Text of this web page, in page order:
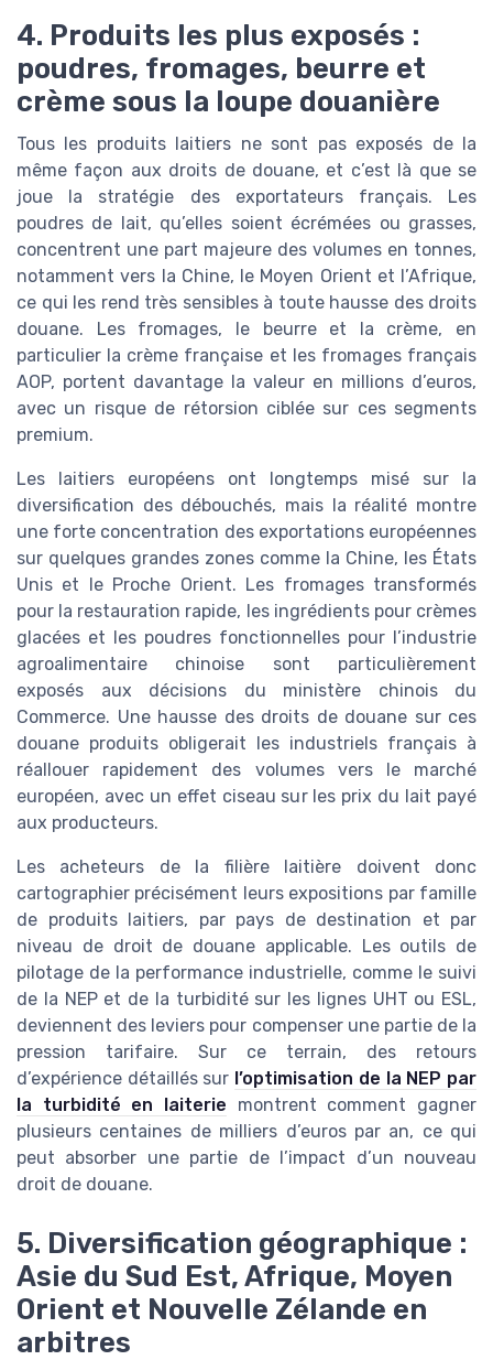
4. Produits les plus exposés :
poudres, fromages, beurre et
crème sous la loupe douanière
Tous les produits laitiers ne sont pas exposés de la
même façon aux droits de douane, et c’est là que se
joue la stratégie des exportateurs français. Les
poudres de lait, qu’elles soient écrémées ou grasses,
concentrent une part majeure des volumes en tonnes,
notamment vers la Chine, le Moyen Orient et l’Afrique,
ce qui les rend très sensibles à toute hausse des droits
douane. Les fromages, le beurre et la crème, en
particulier la crème française et les fromages français
AOP, portent davantage la valeur en millions d’euros,
avec un risque de rétorsion ciblée sur ces segments
premium.
Les laitiers européens ont longtemps misé sur la
diversification des débouchés, mais la réalité montre
une forte concentration des exportations européennes
sur quelques grandes zones comme la Chine, les États
Unis et le Proche Orient. Les fromages transformés
pour la restauration rapide, les ingrédients pour crèmes
glacées et les poudres fonctionnelles pour l’industrie
agroalimentaire chinoise sont particulièrement
exposés aux décisions du ministère chinois du
Commerce. Une hausse des droits de douane sur ces
douane produits obligerait les industriels français à
réallouer rapidement des volumes vers le marché
européen, avec un effet ciseau sur les prix du lait payé
aux producteurs.
Les acheteurs de la filière laitière doivent donc
cartographier précisément leurs expositions par famille
de produits laitiers, par pays de destination et par
niveau de droit de douane applicable. Les outils de
pilotage de la performance industrielle, comme le suivi
de la NEP et de la turbidité sur les lignes UHT ou ESL,
deviennent des leviers pour compenser une partie de la
pression tarifaire. Sur ce terrain, des retours
d’expérience détaillés sur l’optimisation de la NEP par
la turbidité en laiterie montrent comment gagner
plusieurs centaines de milliers d’euros par an, ce qui
peut absorber une partie de l’impact d’un nouveau
droit de douane.
5. Diversification géographique :
Asie du Sud Est, Afrique, Moyen
Orient et Nouvelle Zélande en
arbitres